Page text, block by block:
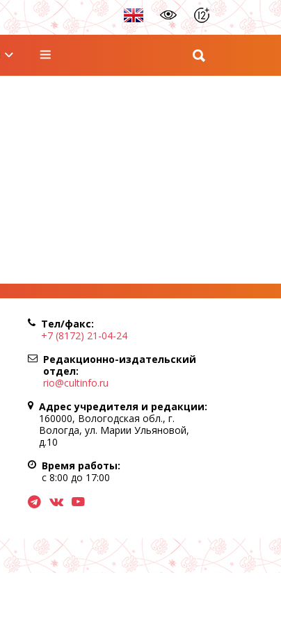
Тел/факс:
+7 (8172) 21-04-24
Редакционно-издательский
отдел:
rio@cultinfo.ru
Адрес учредителя и редакции:
160000, Вологодская обл., г.
Вологда, ул. Марии Ульяновой,
д.10
Время работы:
с 8:00 до 17:00